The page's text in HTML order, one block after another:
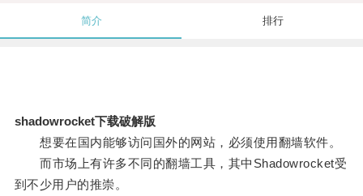
简介 排行
shadowrocket下载破解版
想要在国内能够访问国外的网站，必须使用翻墙软件。
而市场上有许多不同的翻墙工具，其中Shadowrocket受
到不少用户的推崇。